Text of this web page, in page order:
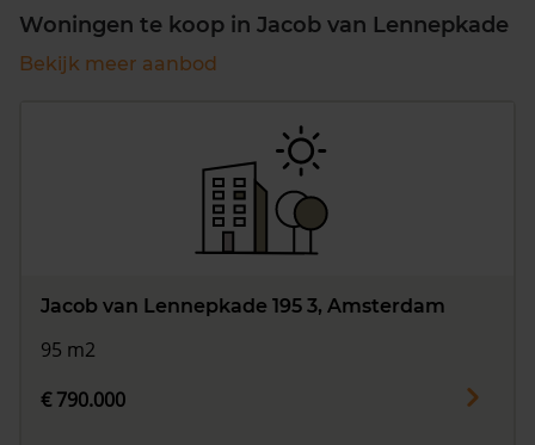
Woningen te koop in Jacob van Lennepkade
Bekijk meer aanbod
Jacob van Lennepkade 195 3, Amsterdam
95 m2
€ 790.000